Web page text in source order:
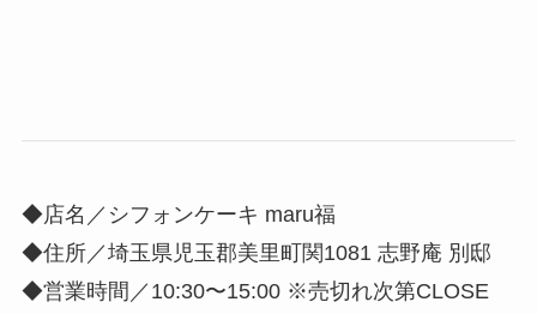
◆店名／シフォンケーキ maru福
◆住所／埼玉県児玉郡美里町関1081 志野庵 別邸
◆営業時間／10:30〜15:00 ※売切れ次第CLOSE